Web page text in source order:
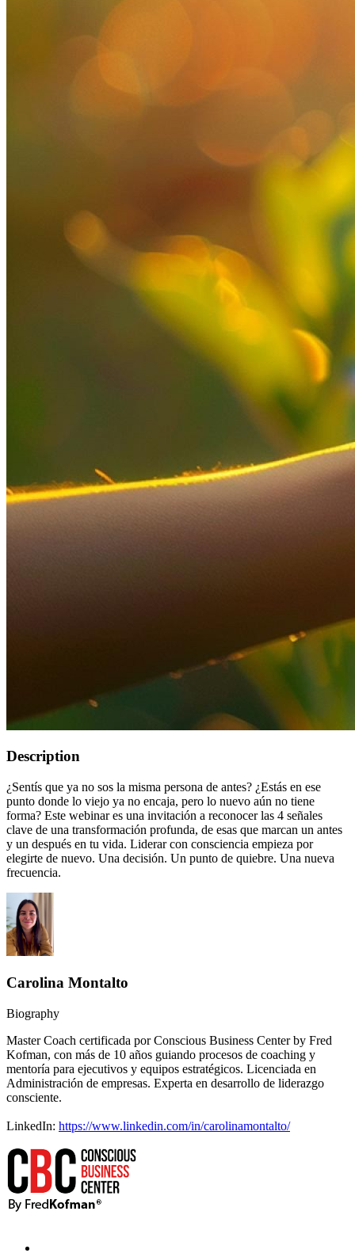
Description
¿Sentís que ya no sos la misma persona de antes? ¿Estás en ese
punto donde lo viejo ya no encaja, pero lo nuevo aún no tiene
forma?⁣ Este webinar es una invitación a reconocer las 4 señales
clave de una transformación profunda, de esas que marcan un antes
y un después en tu vida. Liderar con consciencia empieza por
elegirte de nuevo. Una decisión. Un punto de quiebre. Una nueva
frecuencia.
Carolina Montalto
Biography
Master Coach certificada por Conscious Business Center by Fred
Kofman, con más de 10 años guiando procesos de coaching y
mentoría para ejecutivos y equipos estratégicos. Licenciada en
Administración de empresas. Experta en desarrollo de liderazgo
consciente.
LinkedIn: https://www.linkedin.com/in/carolinamontalto/